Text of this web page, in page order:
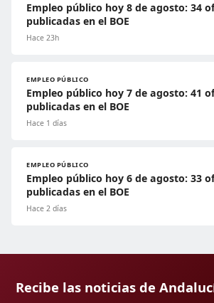
Empleo público hoy 8 de agosto: 34
publicadas en el BOE
Hace 23h
EMPLEO PÚBLICO
Empleo público hoy 7 de agosto: 41
publicadas en el BOE
Hace 1 días
EMPLEO PÚBLICO
Empleo público hoy 6 de agosto: 33
publicadas en el BOE
Hace 2 días
Recibe las noticias de